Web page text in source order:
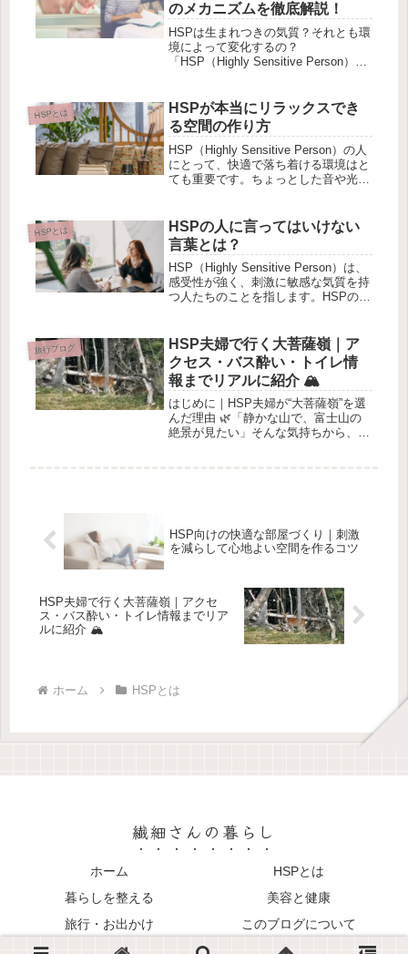
のメカニズムを徹底解説！
HSPは生まれつきの気質？それとも環
境によって変化するの？
「HSP（Highly Sensitive Person）」
て生まれつきなの？」とか、「環境に
よって変わるの？」...
HSPとは
HSPが本当にリラックスでき
る空間の作り方
HSP（Highly Sensitive Person）の人
にとって、快適で落ち着ける環境はと
ても重要です。ちょっとした音や光、
整えることが日々のリラックスにつな
がります。...
HSPとは
HSPの人に言ってはいけない
言葉とは？
HSP（Highly Sensitive Person）は、
感受性が強く、刺激に敏感な気質を持
つ人たちのことを指します。HSPの人
とがあります。そのため、知らず知ら
ずのうち...
旅行ブログ
HSP夫婦で行く大菩薩嶺｜ア
クセス・バス酔い・トイレ情
報までリアルに紹介 🏔️
はじめに｜HSP夫婦が“大菩薩嶺”を選
んだ理由 🌿「静かな山で、富士山の
絶景が見たい」そんな気持ちから、私
HSP向けの快適な部屋づくり｜刺激
を減らして心地よい空間を作るコツ
HSP夫婦で行く大菩薩嶺｜アクセ
ス・バス酔い・トイレ情報までリア
ルに紹介 🏔️
ホーム HSPとは
繊細さんの暮らし
ホーム
HSPとは
暮らしを整える
美容と健康
旅行・お出かけ
このブログについて